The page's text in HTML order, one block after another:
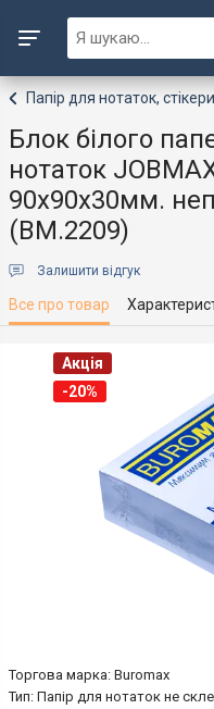
Папір для нотаток,
Блок білого
нотаток
90х90х30мм.
(BM.2209)
Залишити відгук
Все про товар
Акція
-20%
Торгова марка: Buromax
Тип: Папір для нотаток не